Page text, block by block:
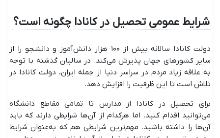
شرایط عمومی تحصیل در کانادا چگونه است؟
دولت کانادا سالانه بیش از ۱۰۰ هزار دانش‌آموز و دانشجو را از
سایر کشورهای جهان پذیرش می‌کند. در سالیان گذشته با توجه
به علاقه زیاد مردم در سراسر دنیا از جمله ایران، دولت کانادا در
تلاش است تا این ظرفیت را افزایش دهد.
برای تحصیل در کانادا از مدارس تا تمامی مقاطع دانشگاه
می‌توانید اقدام کنید. اما هرکدام از آن‌ها شرایطی دارند که باید
آن‌ها را داشته باشید. مهم‌ترین شرایطی هم که به‌عنوان شرایط